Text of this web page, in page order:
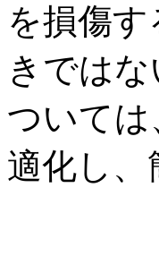
を損傷
きでは
ついては
適化し